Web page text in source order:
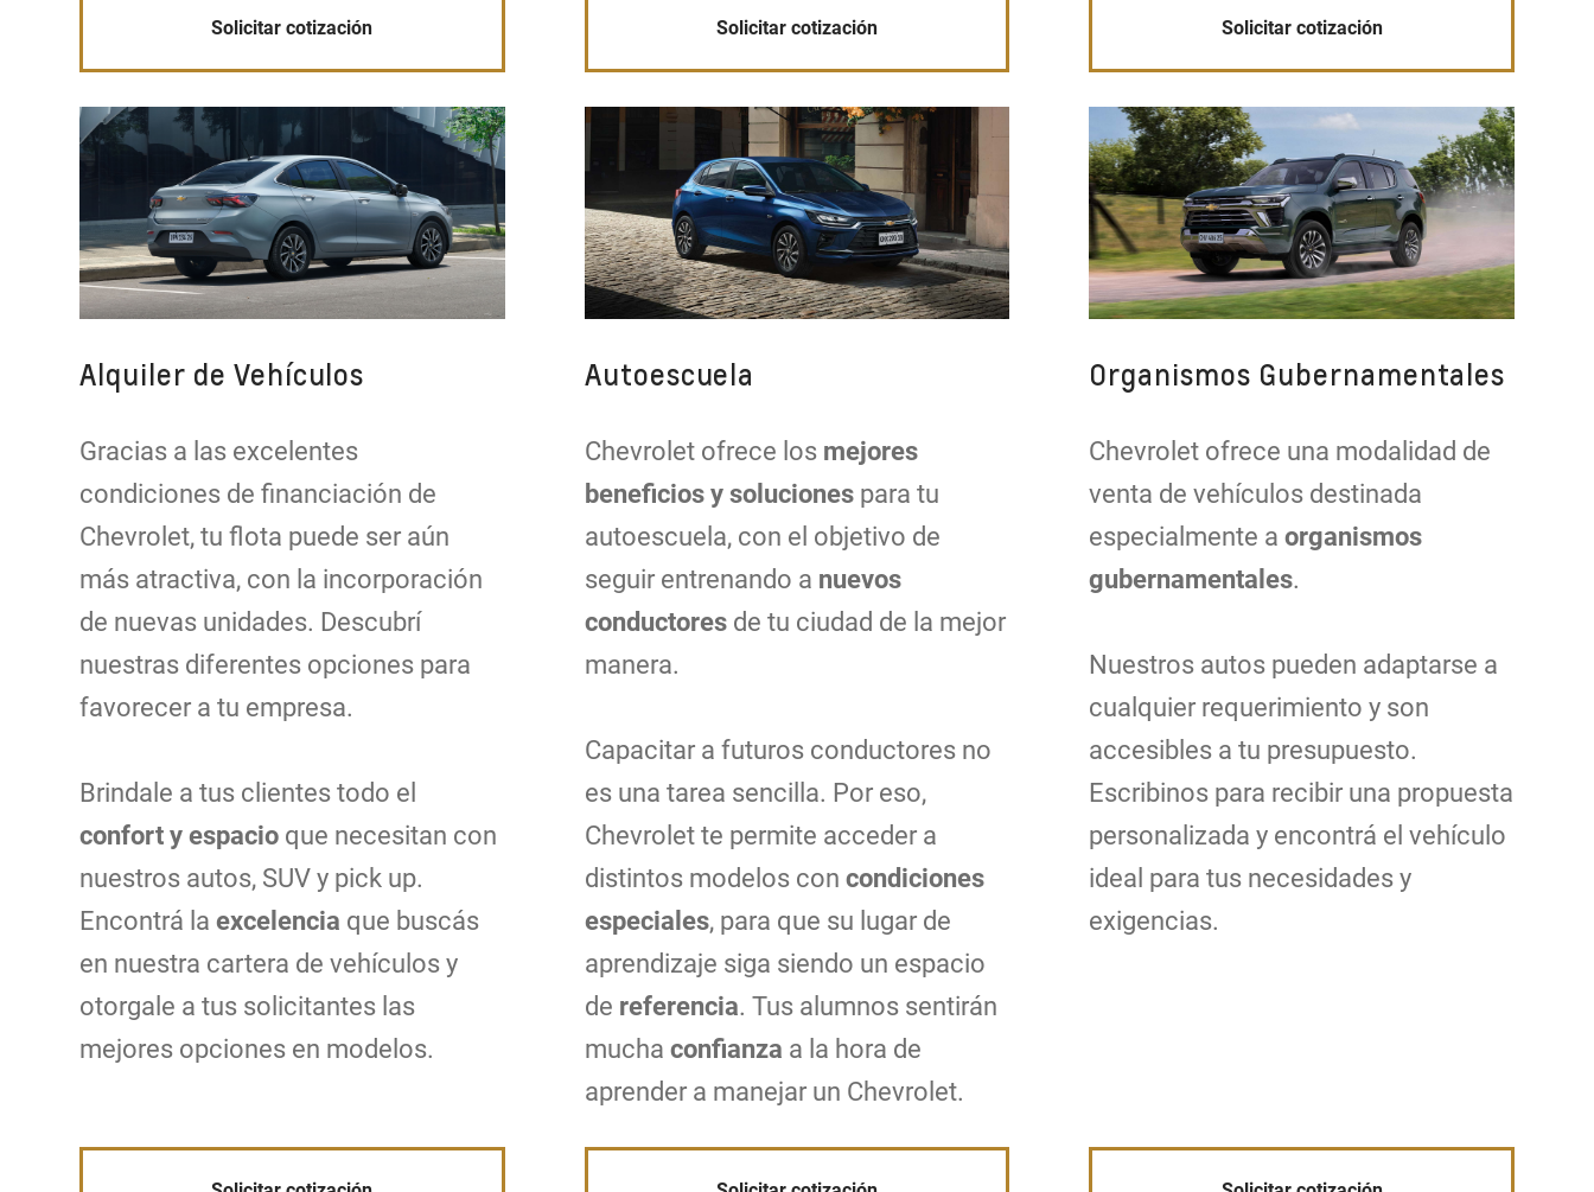
Solicitar cotización Solicitar cotización Solicitar cotización
Alquiler de Vehículos
Gracias a las excelentes
condiciones de financiación de
Chevrolet, tu flota puede ser aún
más atractiva, con la incorporación
de nuevas unidades. Descubrí
nuestras diferentes opciones para
favorecer a tu empresa.
Brindale a tus clientes todo el
confort y espacio que necesitan con
nuestros autos, SUV y pick up.
Encontrá laexcelencia que buscás
en nuestra cartera de vehículos y
otorgale a tus solicitantes las
mejores opciones en modelos.
Autoescuela
Chevrolet ofrece los mejores
beneficios y solucionespara tu
autoescuela, con el objetivo de
seguir entrenando a nuevos
conductoresde tu ciudad de la mejor
manera.
Capacitar a futuros conductores no
es una tarea sencilla. Por eso,
Chevrolet te permite acceder a
distintos modelos con condiciones
especiales, para que su lugar de
aprendizaje siga siendo un espacio
de referencia. Tus alumnos sentirán
mucha confianza a la hora de
aprender a manejar un Chevrolet.
Organismos Gubernamentales
Chevrolet ofrece una modalidad de
venta de vehículos destinada
especialmente aorganismos
gubernamentales.
Nuestros autos pueden adaptarse a
cualquier requerimiento y son
accesibles a tu presupuesto.
Escribinos para recibir una propuesta
personalizada y encontrá el vehículo
ideal para tus necesidades y
exigencias.